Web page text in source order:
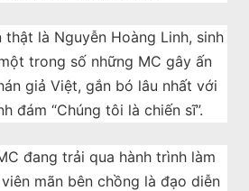
thật là Nguyễn Hoàng Linh, sinh
trong số những MC gây ấn
giả Việt, gắn bó lâu nhất với
đám “Chúng tôi là chiến sĩ”.
đang trải qua hành trình làm
mãn bên chồng là đạo diễn